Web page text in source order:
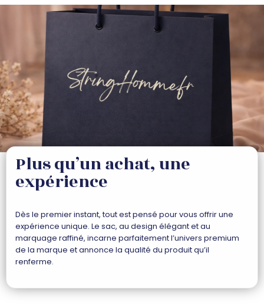
Plus qu’un achat, une
expérience
Dès le premier instant, tout est pensé pour vous offrir une
expérience unique. Le sac, au design élégant et au
marquage raffiné, incarne parfaitement l’univers premium
de la marque et annonce la qualité du produit qu’il
renferme.